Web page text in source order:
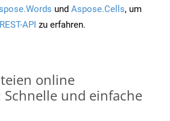
und Aspose.Cells, um
REST-API zu erfahren.
online
und einfache